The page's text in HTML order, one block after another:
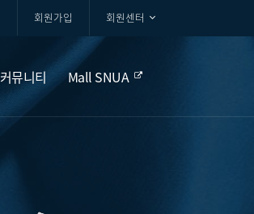
회원가입 회원센터
커뮤니티 Mall SNUA